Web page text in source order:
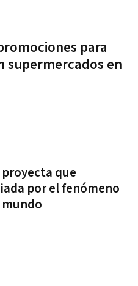
para
supermercados en
que
por el fenómeno